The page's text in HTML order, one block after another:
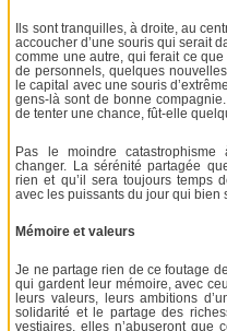
Ils sont tranquilles, à droite, au
accoucher d’une souris qui serait
comme une autre, qui ferait ce
de personnels, quelques
le capital avec une souris
gens-là sont de bonne
de tenter une chance, fût-elle
Pas le moindre catastrophisme
changer. La sérénité partagée
rien et qu’il sera toujours temps
avec les puissants du jour qui bien
Mémoire et valeurs
Je ne partage rien de ce foutage
qui gardent leur mémoire, avec
leurs valeurs, leurs ambitions
solidarité et le partage des
vestiaires, elles n’abuseront que